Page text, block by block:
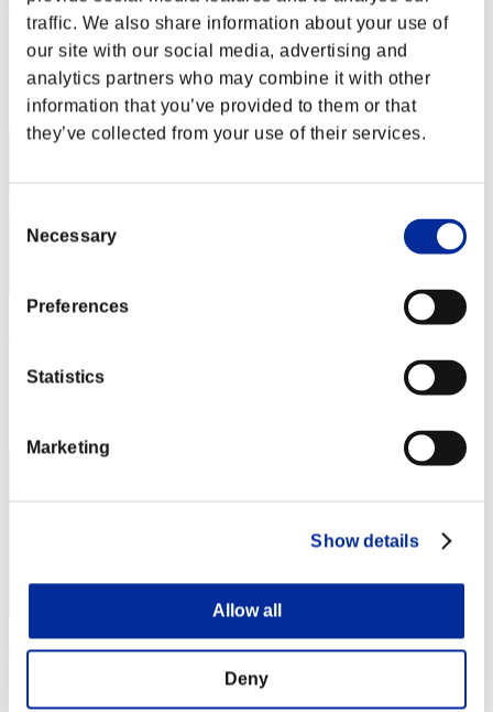
traffic. We also share information about your use of
our site with our social media, advertising and
analytics partners who may combine it with other
information that you’ve provided to them or that
they’ve collected from your use of their services.
Selection
Necessary
Preferences
Statistics
Marketing
Show details
Allow all
Deny
むっきゅう
Puntos:Missions30/54'04"70
Posición
51
Puntos:Missions30/54'04"70
Chrismartin2327